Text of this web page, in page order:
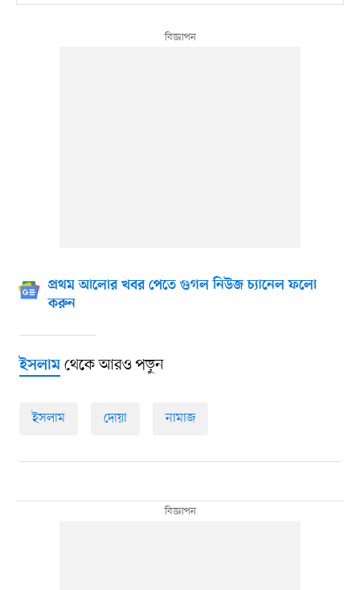
প্রথম আলোর খবর পেতে গুগল নিউজ চ্যানেল ফলো
করুন
ইসলামথেকে আরও পড়ুন
ইসলাম দোয়া নামাজ